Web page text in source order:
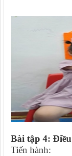
Bài tập 4: Đ
Tiến hành: